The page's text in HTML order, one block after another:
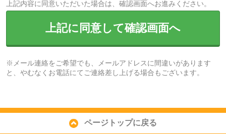
上記内容に同意いただいた場合は、確認画面へお進みください。
上記に同意して確認画面へ
※メール連絡をご希望でも、メールアドレスに間違いがあります
と、やむなくお電話にてご連絡差し上げる場合もございます。
ページトップに戻る